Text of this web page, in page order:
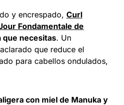
y encrespado, Curl
Fondamentale de
que necesitas. Un
que reduce el
para cabellos ondulados,
con miel de Manuka y